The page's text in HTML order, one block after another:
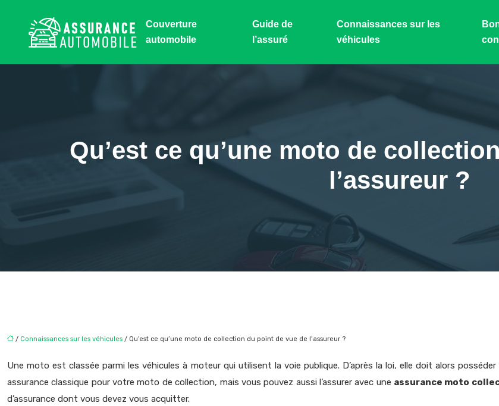
Couverture
automobile
Guide de
l’assuré
Connaissances sur les
véhicules
Qu’est ce qu’une moto de
l’assureur ?
/ Connaissances sur les véhicules / Qu’est ce qu’une moto de collection du point de vue de l’assureur ?
Une moto est classée parmi les véhicules à moteur qui utilisent la voie publique. D’après la loi, elle doit alors
assurance classique pour votre moto de collection, mais vous pouvez aussi l’assurer avec une assurance moto
d’assurance dont vous devez vous acquitter.